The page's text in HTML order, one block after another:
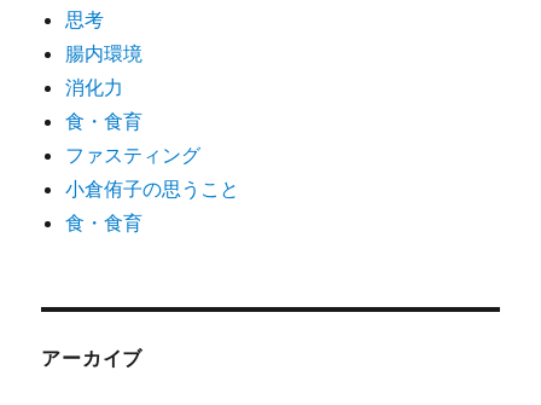
思考
腸内環境
消化力
食・食育
ファスティング
小倉侑子の思うこと
食・食育
アーカイブ